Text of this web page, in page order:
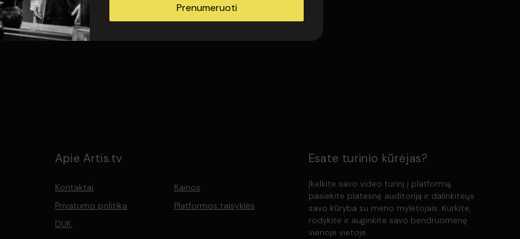
Apie Artis.tv
Kontaktai
Kainos
Privatumo politika
Platformos taisyklės
DUK
Esate turinio kūrėjas?
Įkelkite savo video turinį į platformą,
pasiekite platesnę auditoriją ir dalinkiteųs
savo kūryba su meno mylėtojais. Kurkite,
rodykite ir auginkite savo bendruomenę
vienoje vietoje.
Prenumeruoti